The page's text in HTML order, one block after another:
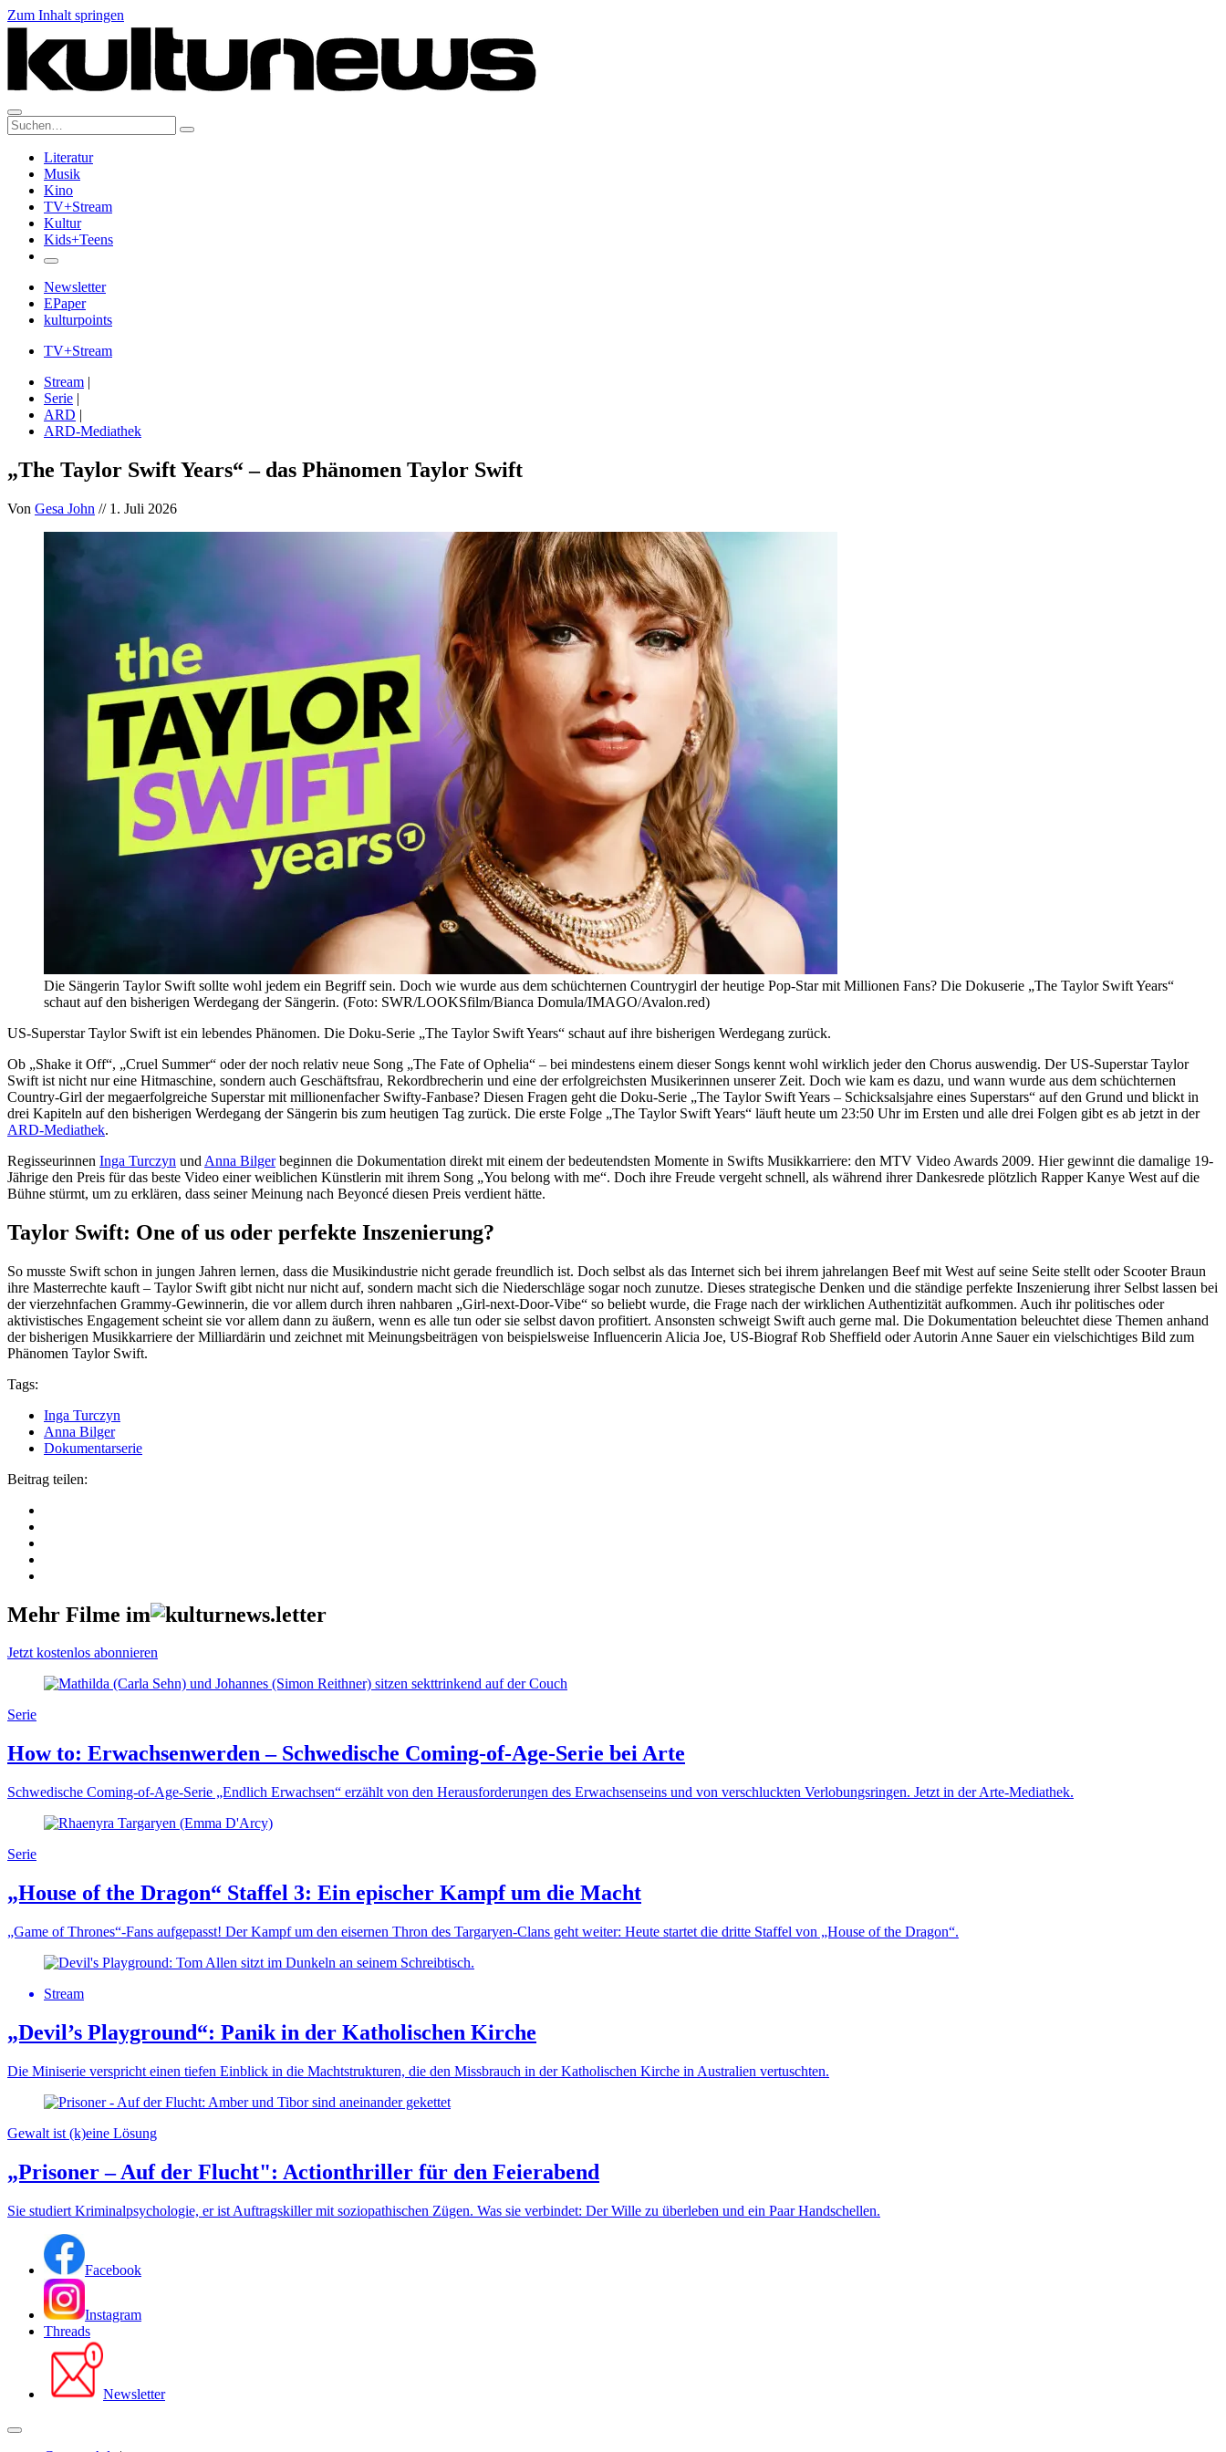
Zum Inhalt springen
Suche:
Literatur
Musik
Kino
TV+Stream
Kultur
Kids+Teens
Newsletter
EPaper
kulturpoints
TV+Stream
Stream |
Serie |
ARD |
ARD-Mediathek
„The Taylor Swift Years“ – das Phänomen Taylor Swift
Von Gesa John // 1. Juli 2026
Die Sängerin Taylor Swift sollte wohl jedem ein Begriff sein. Doch wie wurde aus dem schüchternen Countrygirl der heutige Pop-Star mit Millionen Fans? Die Dokuserie „The Taylor Swift Years“
schaut auf den bisherigen Werdegang der Sängerin. (Foto: SWR/LOOKSfilm/Bianca Domula/IMAGO/Avalon.red)
US-Superstar Taylor Swift ist ein lebendes Phänomen. Die Doku-Serie „The Taylor Swift Years“ schaut auf ihre bisherigen Werdegang zurück.
Ob „Shake it Off“, „Cruel Summer“ oder der noch relativ neue Song „The Fate of Ophelia“ – bei mindestens einem dieser Songs kennt wohl wirklich jeder den Chorus auswendig. Der US-Superstar Taylor
Swift ist nicht nur eine Hitmaschine, sondern auch Geschäftsfrau, Rekordbrecherin und eine der erfolgreichsten Musikerinnen unserer Zeit. Doch wie kam es dazu, und wann wurde aus dem schüchternen
Country-Girl der megaerfolgreiche Superstar mit millionenfacher Swifty-Fanbase? Diesen Fragen geht die Doku-Serie „The Taylor Swift Years – Schicksalsjahre eines Superstars“ auf den Grund und blickt in
drei Kapiteln auf den bisherigen Werdegang der Sängerin bis zum heutigen Tag zurück. Die erste Folge „The Taylor Swift Years“ läuft heute um 23:50 Uhr im Ersten und alle drei Folgen gibt es ab jetzt in der
ARD-Mediathek.
Regisseurinnen Inga Turczyn und Anna Bilgerbeginnen die Dokumentation direkt mit einem der bedeutendsten Momente in Swifts Musikkarriere: den MTV Video Awards 2009. Hier gewinnt die damalige 19-
Jährige den Preis für das beste Video einer weiblichen Künstlerin mit ihrem Song „You belong with me“. Doch ihre Freude vergeht schnell, als während ihrer Dankesrede plötzlich Rapper Kanye West auf die
Bühne stürmt, um zu erklären, dass seiner Meinung nach Beyoncé diesen Preis verdient hätte.
Taylor Swift: One of us oder perfekte Inszenierung?
So musste Swift schon in jungen Jahren lernen, dass die Musikindustrie nicht gerade freundlich ist. Doch selbst als das Internet sich bei ihrem jahrelangen Beef mit West auf seine Seite stellt oder Scooter Braun
ihre Masterrechte kauft – Taylor Swift gibt nicht nur nicht auf, sondern macht sich die Niederschläge sogar noch zunutze. Dieses strategische Denken und die ständige perfekte Inszenierung ihrer Selbst lassen bei
der vierzehnfachen Grammy-Gewinnerin, die vor allem durch ihren nahbaren „Girl-next-Door-Vibe“ so beliebt wurde, die Frage nach der wirklichen Authentizität aufkommen. Auch ihr politisches oder
aktivistisches Engagement scheint sie vor allem dann zu äußern, wenn es alle tun oder sie selbst davon profitiert. Ansonsten schweigt Swift auch gerne mal. Die Dokumentation beleuchtet diese Themen anhand
der bisherigen Musikkarriere der Milliardärin und zeichnet mit Meinungsbeiträgen von beispielsweise Influencerin Alicia Joe, US-Biograf Rob Sheffield oder Autorin Anne Sauer ein vielschichtiges Bild zum
Phänomen Taylor Swift.
Tags:
Inga Turczyn
Anna Bilger
Dokumentarserie
Beitrag teilen:
Mehr Filme im
Jetzt kostenlos abonnieren
Serie
How to: Erwachsenwerden – Schwedische Coming-of-Age-Serie bei Arte
Schwedische Coming-of-Age-Serie „Endlich Erwachsen“ erzählt von den Herausforderungen des Erwachsenseins und von verschluckten Verlobungsringen. Jetzt in der Arte-Mediathek.
Serie
„House of the Dragon“ Staffel 3: Ein epischer Kampf um die Macht
„Game of Thrones“-Fans aufgepasst! Der Kampf um den eisernen Thron des Targaryen-Clans geht weiter: Heute startet die dritte Staffel von „House of the Dragon“.
Stream
„Devil’s Playground“: Panik in der Katholischen Kirche
Die Miniserie verspricht einen tiefen Einblick in die Machtstrukturen, die den Missbrauch in der Katholischen Kirche in Australien vertuschten.
Gewalt ist (k)eine Lösung
„Prisoner – Auf der Flucht": Actionthriller für den Feierabend
Sie studiert Kriminalpsychologie, er ist Auftragskiller mit soziopathischen Zügen. Was sie verbindet: Der Wille zu überleben und ein Paar Handschellen.
Facebook
Instagram
Threads
Newsletter